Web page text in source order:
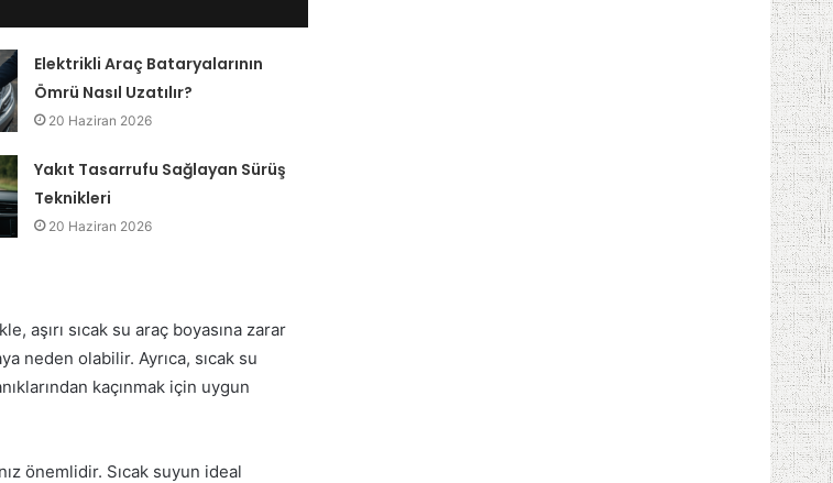
Elektrikli Araç Bataryalarının
Ömrü Nasıl Uzatılır?
20 Haziran 2026
Yakıt Tasarrufu Sağlayan Sürüş
Teknikleri
20 Haziran 2026
aşırı sıcak su araç boyasına zarar
neden olabilir. Ayrıca, sıcak su
kaçınmak için uygun
önemlidir. Sıcak suyun ideal